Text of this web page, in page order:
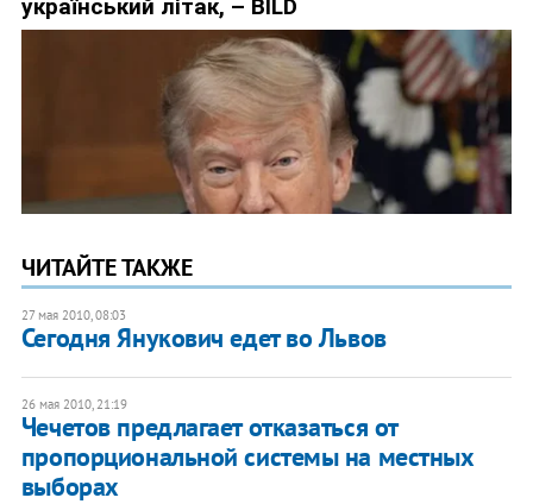
ЧИТАЙТЕ ТАКЖЕ
27 мая 2010, 08:03
Сегодня Янукович едет во Львов
26 мая 2010, 21:19
Чечетов предлагает отказаться от
пропорциональной системы на местных
выборах